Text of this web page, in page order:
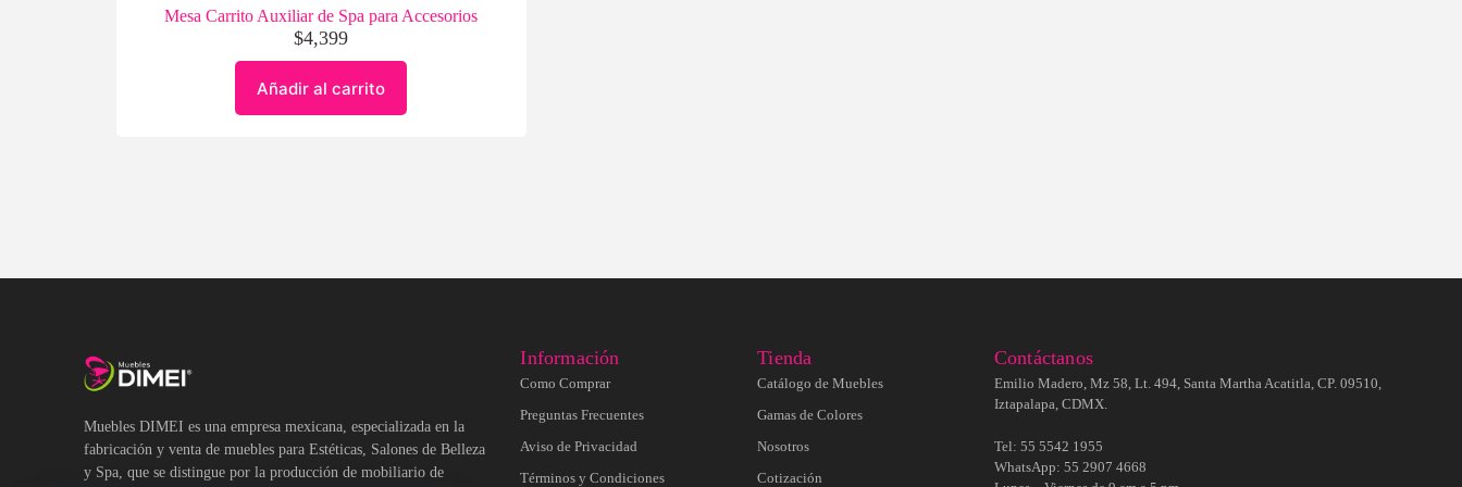
Mesa Carrito Auxiliar de Spa para Accesorios
$4,399
Añadir al carrito
Muebles DIMEI es una empresa mexicana, especializada en la
fabricación y venta de muebles para Estéticas, Salones de Belleza
y Spa, que se distingue por la producción de mobiliario de
Información
Como Comprar
Preguntas Frecuentes
Aviso de Privacidad
Términos y Condiciones
Tienda
Catálogo de Muebles
Gamas de Colores
Nosotros
Cotización
Contáctanos
Emilio Madero, Mz 58, Lt. 494, Santa Martha Acatitla, CP. 09510,
Iztapalapa, CDMX.
Tel: 55 5542 1955
WhatsApp: 55 2907 4668